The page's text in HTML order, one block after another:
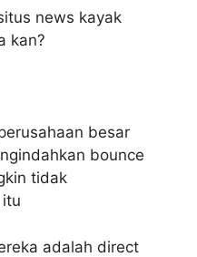
news kayak
kan?
besar
bounce
tidak
adalah direct